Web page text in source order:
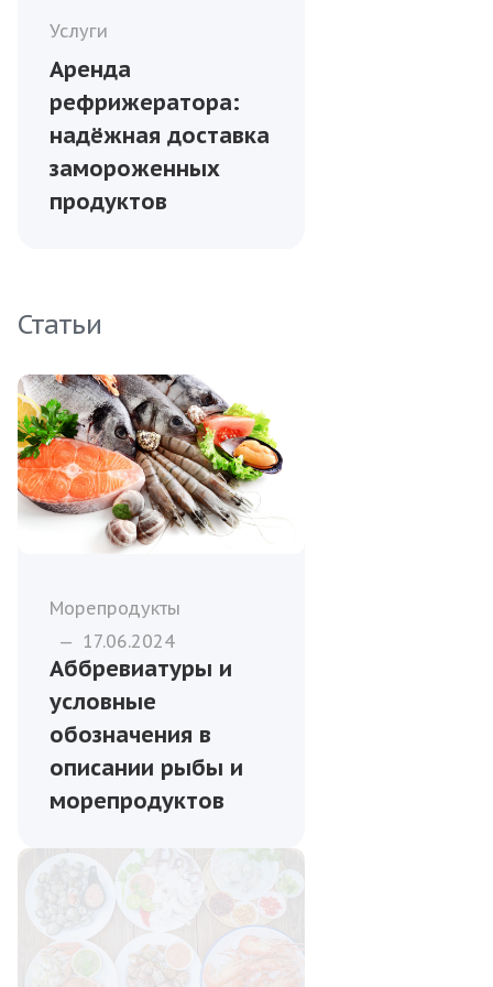
Услуги
Аренда
рефрижератора:
надёжная доставка
замороженных
продуктов
Статьи
Морепродукты
— 17.06.2024
Аббревиатуры и
условные
обозначения в
описании рыбы и
морепродуктов